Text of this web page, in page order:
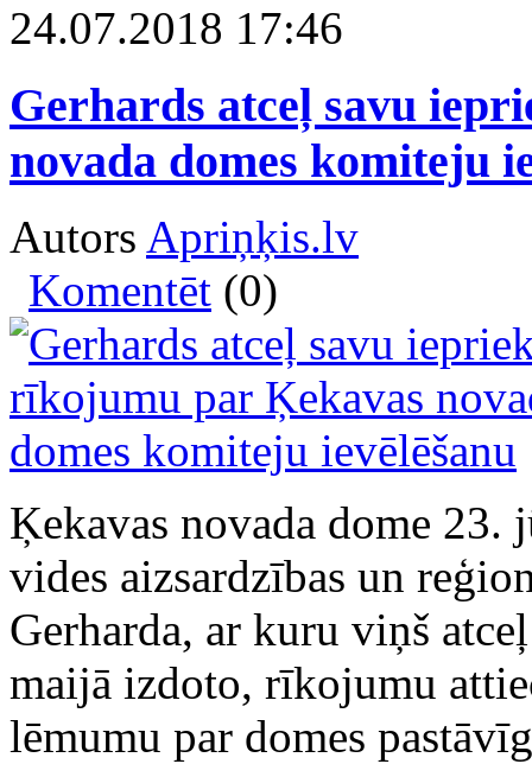
24.07.2018 17:46
Gerhards atceļ savu
novada domes komiteju
Autors Apriņķis.lv
Komentēt (0)
Ķekavas novada dome
vides aizsardzības un
Gerharda, ar kuru viņš
maijā izdoto, rīkojumu
lēmumu par domes